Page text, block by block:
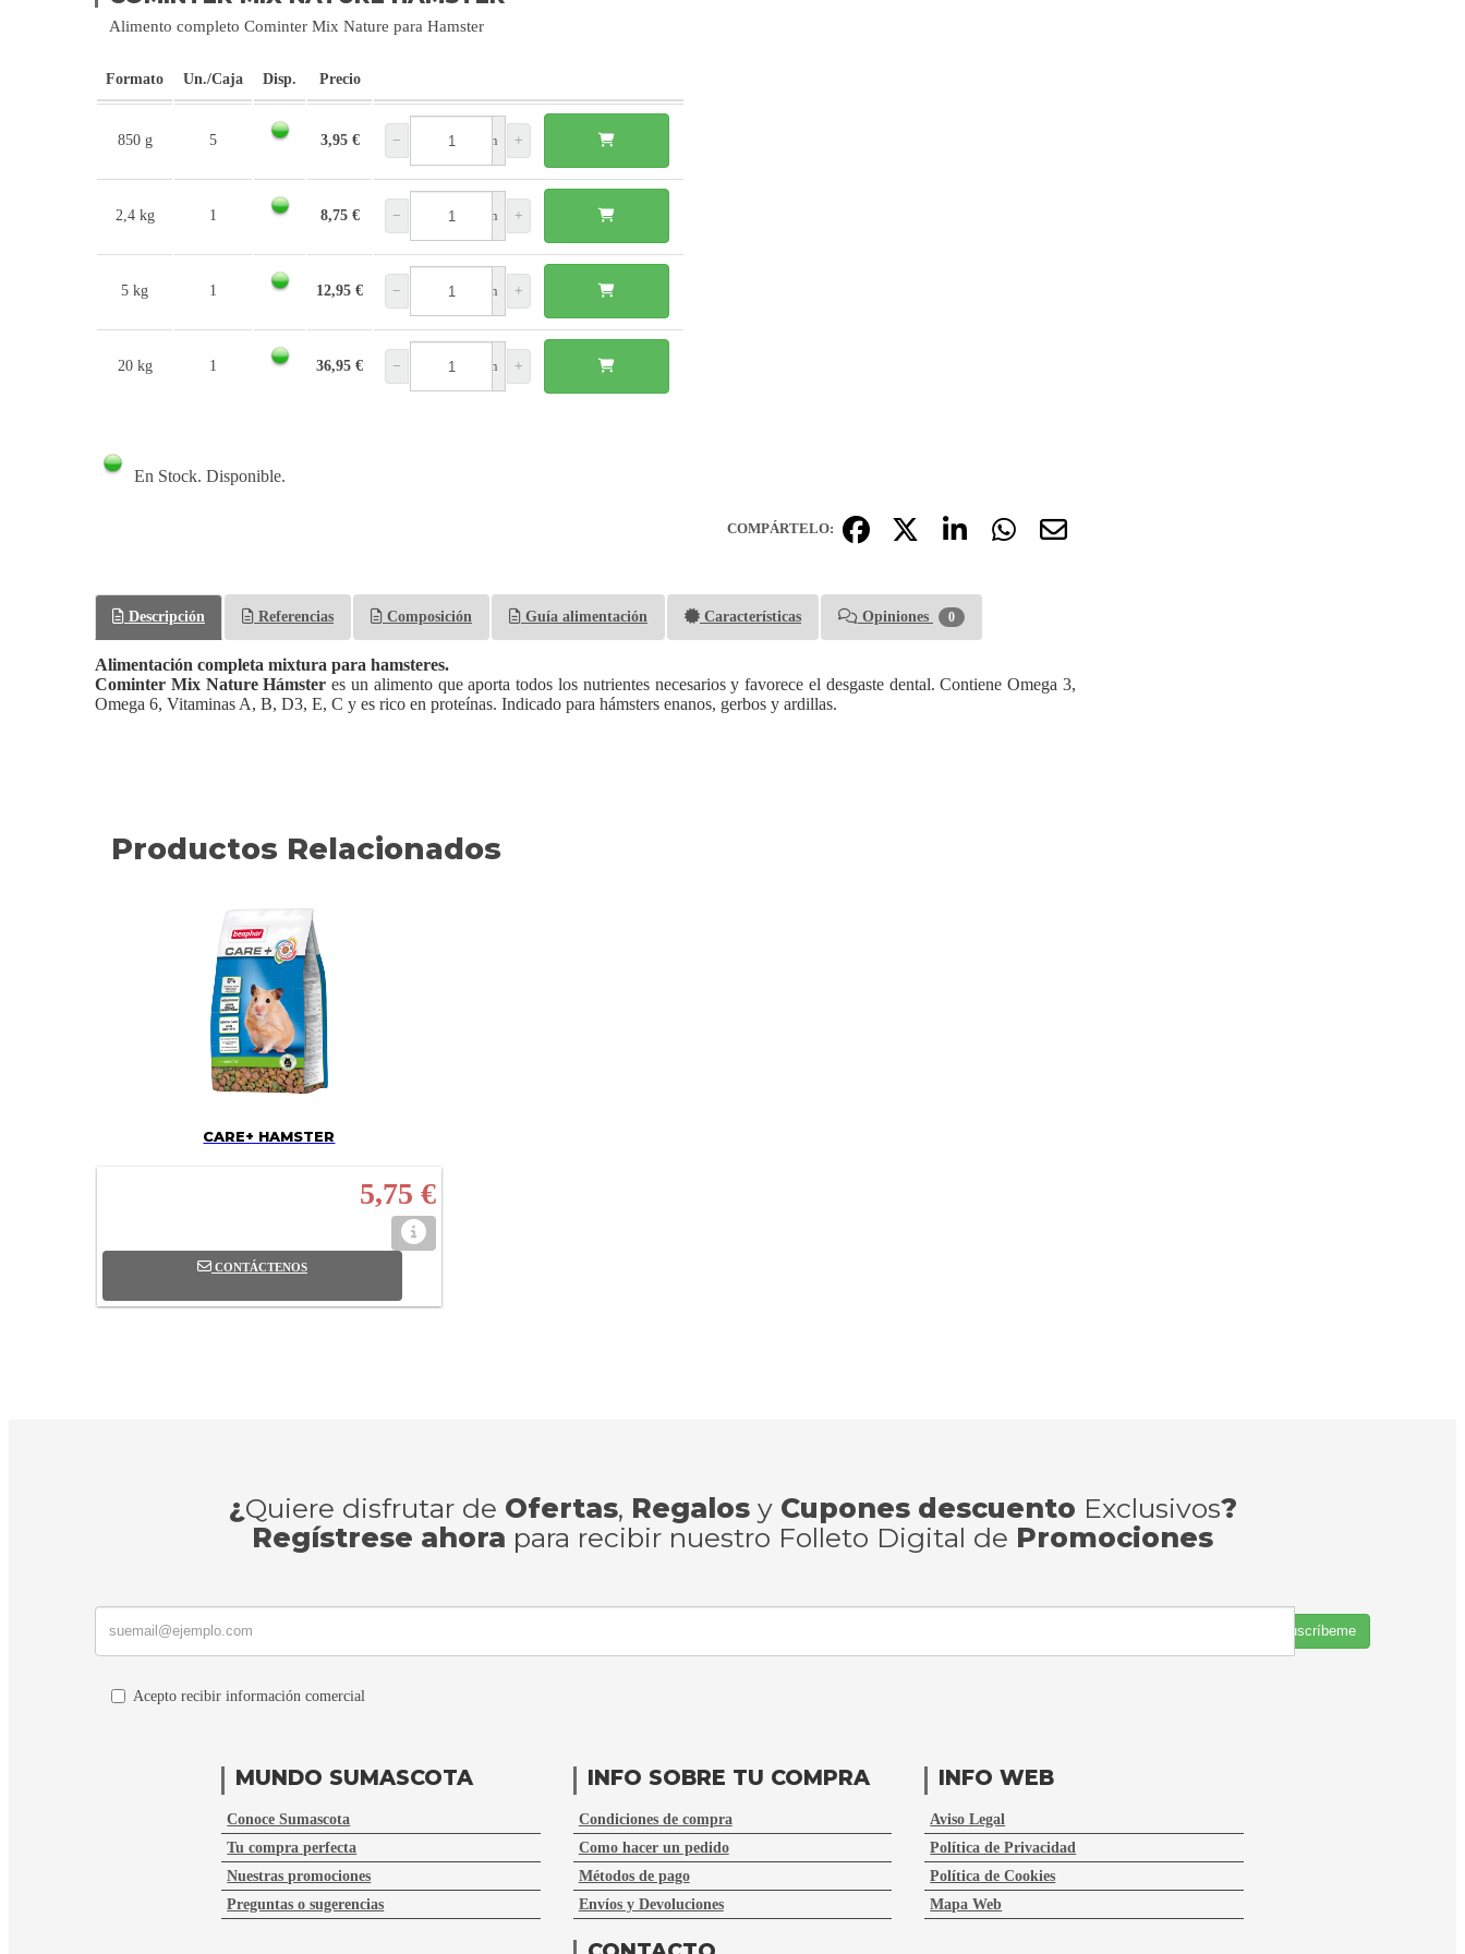
Alimento completo Cominter Mix Nature para Hamster
Formato Un./Caja Disp. Precio
850 g 5 3,95 € − un +
2,4 kg 1 8,75 € − un +
5 kg 1 12,95 € − un +
20 kg 1 36,95 € − un +
En Stock. Disponible.
COMPÁRTELO:
Descripción Referencias Composición Guía alimentación Características Opiniones 0
Alimentación completa mixtura para hamsteres.
Cominter Mix Nature Hámster es un alimento que aporta todos los nutrientes necesarios y favorece el desgaste dental. Contiene Omega 3,
Omega 6, Vitaminas A, B, D3, E, C y es rico en proteínas. Indicado para hámsters enanos, gerbos y ardillas.
Productos Relacionados
CARE+ HAMSTER
5,75 €
CONTÁCTENOS
¿Quiere disfrutar de Ofertas, Regalosy Cupones descuento Exclusivos?
Regístrese ahora para recibir nuestro Folleto Digital de Promociones
Suscríbeme
Acepto recibir información comercial
MUNDO SUMASCOTA
Conoce Sumascota
Tu compra perfecta
Nuestras promociones
Preguntas o sugerencias
INFO SOBRE TU COMPRA
Condiciones de compra
Como hacer un pedido
Métodos de pago
Envíos y Devoluciones
INFO WEB
Aviso Legal
Política de Privacidad
Política de Cookies
Mapa Web